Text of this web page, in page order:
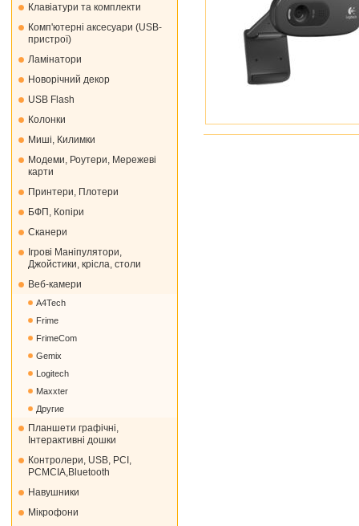
Клавіатури та комплекти
Комп'ютерні аксесуари (USB-
пристрої)
Ламінатори
Новорічний декор
USB Flash
Колонки
Миші, Килимки
Модеми, Роутери, Мережеві
карти
Принтери, Плотери
БФП, Копіри
Сканери
Ігрові Маніпулятори,
Джойстики, крісла, столи
Веб-камери
A4Tech
Frime
FrimeCom
Gemix
Logitech
Maxxter
Другие
Планшети графічні,
Інтерактивні дошки
Контролери, USB, PCI,
PCMCIA,Bluetooth
Навушники
Мікрофони